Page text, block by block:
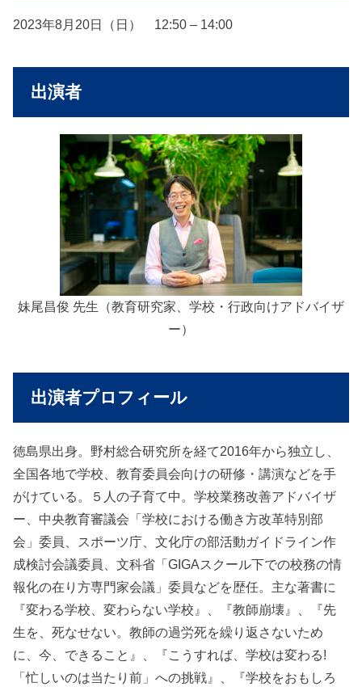
2023年8月20日（日） 12:50 – 14:00
出演者
妹尾昌俊 先生（教育研究家、学校・行政向けアドバイザ
ー）
出演者プロフィール
徳島県出身。野村総合研究所を経て2016年から独立し、
全国各地で学校、教育委員会向けの研修・講演などを手
がけている。５人の子育て中。学校業務改善アドバイザ
ー、中央教育審議会「学校における働き方改革特別部
会」委員、スポーツ庁、文化庁の部活動ガイドライン作
成検討会議委員、文科省「GIGAスクール下での校務の情
報化の在り方専門家会議」委員などを歴任。主な著書に
『変わる学校、変わらない学校』、『教師崩壊』、『先
生を、死なせない。教師の過労死を繰り返さないため
に、今、できること』、『こうすれば、学校は変わる!
「忙しいのは当たり前」への挑戦』、『学校をおもしろ